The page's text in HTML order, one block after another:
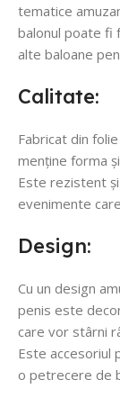
tematice
balonul poate fi
alte baloane
Calitate:
Fabricat din
menține forma
Este rezistent
evenimente
Design:
Cu un design
penis este
care vor stârni
Este accesoriul
o petrecere de